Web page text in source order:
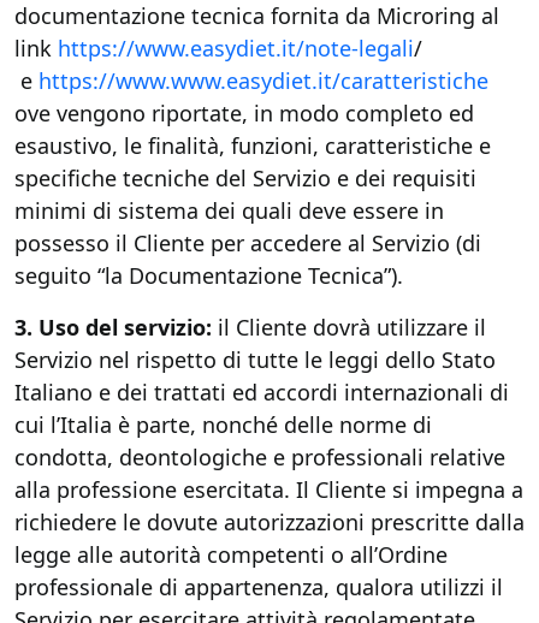
documentazione tecnica fornita da Microring al
link https://www.easydiet.it/note-legali/
e https://www.www.easydiet.it/caratteristiche
ove vengono riportate, in modo completo ed
esaustivo, le finalità, funzioni, caratteristiche e
specifiche tecniche del Servizio e dei requisiti
minimi di sistema dei quali deve essere in
possesso il Cliente per accedere al Servizio (di
seguito “la Documentazione Tecnica”).
3. Uso del servizio: il Cliente dovrà utilizzare il
Servizio nel rispetto di tutte le leggi dello Stato
Italiano e dei trattati ed accordi internazionali di
cui l’Italia è parte, nonché delle norme di
condotta, deontologiche e professionali relative
alla professione esercitata. Il Cliente si impegna a
richiedere le dovute autorizzazioni prescritte dalla
legge alle autorità competenti o all’Ordine
professionale di appartenenza, qualora utilizzi il